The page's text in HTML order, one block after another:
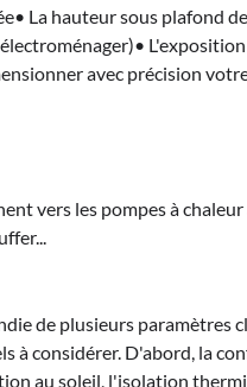
La hauteur sous plafond
avec précision
vers les pompes à
de plusieurs paramètres
à considérer. D'abord, la
au soleil, l'isolation